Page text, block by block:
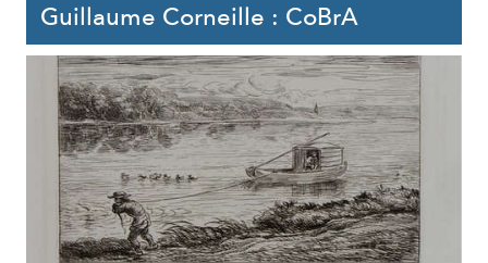
Guillaume Corneille : CoBrA